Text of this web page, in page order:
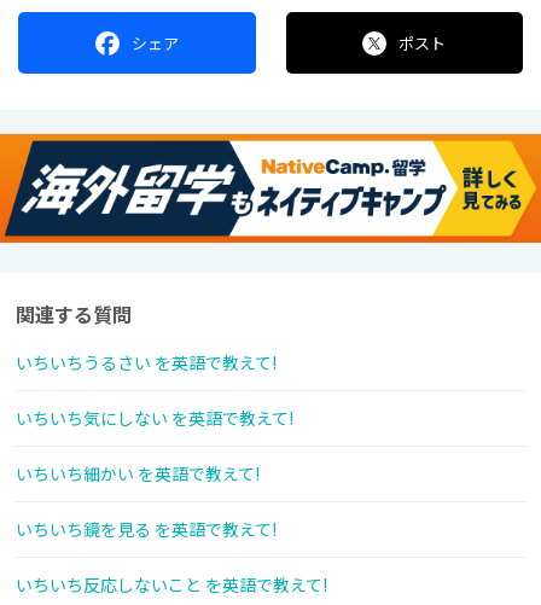
シェア ポスト
関連する質問
いちいちうるさい を英語で教えて!
いちいち気にしない を英語で教えて!
いちいち細かい を英語で教えて!
いちいち鏡を見る を英語で教えて!
いちいち反応しないこと を英語で教えて!